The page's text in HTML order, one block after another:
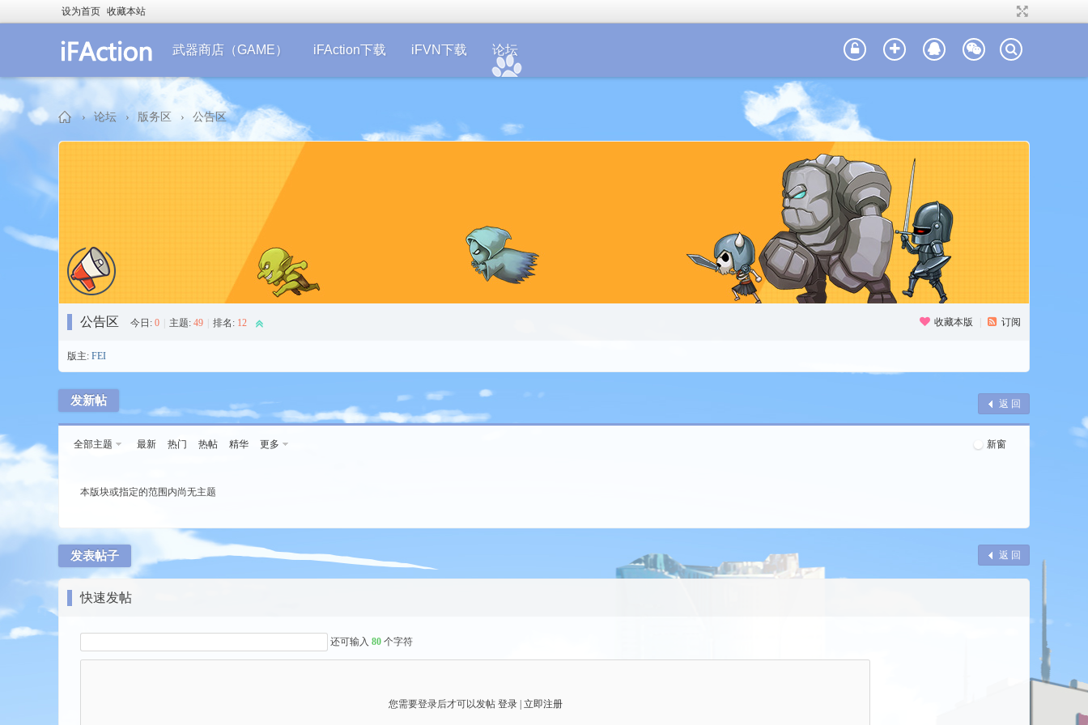
设为首页 收藏本站
武器商店（GAME） iFAction下载 iFVN下载 论坛
› 论坛 › 版务区 › 公告区
收藏本版 订阅
公告区 今日: 0 主题: 49 排名: 12
版主: FEI
返 回
发新帖
新窗
全部主题 最新 热门 热帖 精华 更多
本版块或指定的范围内尚无主题
返 回
发表帖子
快速发帖
还可输入 80 个字符
您需要登录后才可以发帖 登录| 立即注册